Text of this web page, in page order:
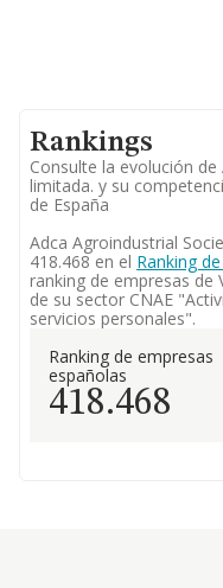
Rankings
Consulte la evolución
limitada. y su
de España
Adca Agroindustrial
418.468 en el Ranking
ranking de empresas de
de su sector CNAE
servicios personales".
Ranking de empresas
españolas
418.468